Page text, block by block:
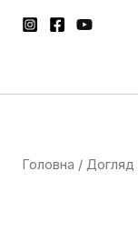
Головна / Догляд